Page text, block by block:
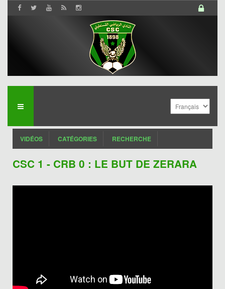
VIDÉOS CATÉGORIES RECHERCHE
CSC 1 - CRB 0 : LE BUT DE ZERARA